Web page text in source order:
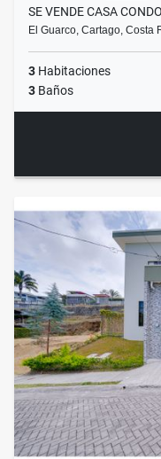
SE VENDE CASA
El Guarco, Cartago, Costa
3 Habitaciones
3 Baños